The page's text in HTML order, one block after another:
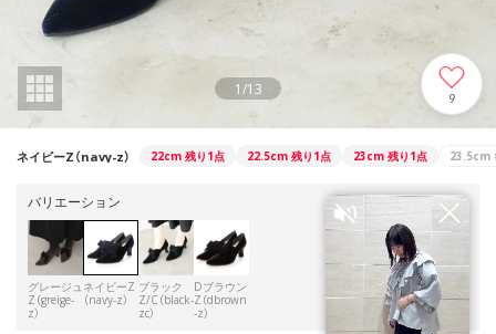
1/13 9
ネイビーZ（navy-z） 22cm 残り1点 22.5cm 残り1点 23cm 残り1点 23.5cm
バリエーション
グレージュ
Z（greige-
z）
ネイビーZ
（navy-z）
ブラック
Z/C（black-
zc）
Dブラウン
Z（dbrown
-z）